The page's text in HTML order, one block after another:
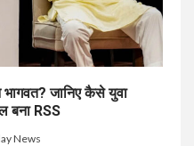
जानिए कैसे युवा
बना RSS
News